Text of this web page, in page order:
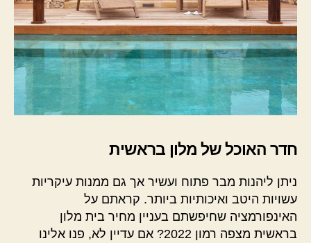
חדר האוכל של מלון בראשית
ניתן ליהנות מבר פתוח ועשיר אך גם ממנות עיקריות
עשויות היטב ואיכותיות ביותר. קראתם על
האינפורמציה שחיפשתם בעניין מחיר בית מלון
בראשית מצפה רמון 2022? אם עדיין לא, פנו אלינו